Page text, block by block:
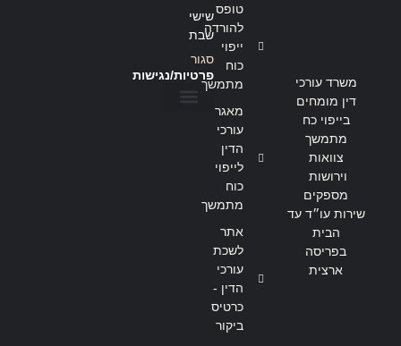
משרד עורכי
דין מומחים
בייפוי כח
מתמשך
צוואות
וירושות
מספקים
שירות עו״ד עד
הבית
בפריסה
ארצית
טופס
להורדה
ייפוי
כוח
מתמשך
מאגר
עורכי
הדין
לייפוי
כוח
מתמשך
אתר
לשכת
עורכי
הדין -
כרטיס
ביקור
שישי
שבת
סגור
פרטיות/נגישות